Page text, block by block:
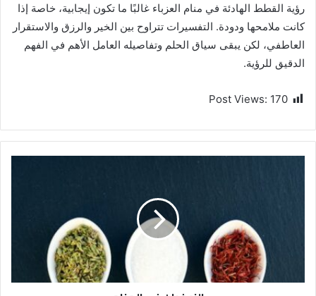
رؤية القطط الهادئة في منام العزباء غالبًا ما تكون إيجابية، خاصة إذا
كانت ملامحها ودودة. التفسيرات تتراوح بين الخير والرزق والاستقرار
العاطفي، لكن يبقى سياق الحلم وتفاصيله العامل الأهم في الفهم
الدقيق للرؤية.
Post Views: 170